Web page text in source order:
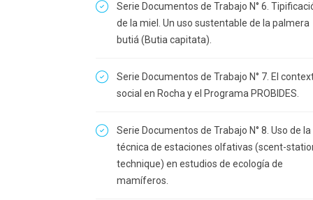
Serie Documentos de Trabajo N° 6.
de la miel. Un uso sustentable de la palmera
butiá (Butia capitata).
Serie Documentos de Trabajo N° 7. El
social en Rocha y el Programa PROBIDES.
Serie Documentos de Trabajo N° 8. Uso de la
técnica de estaciones olfativas (scent-
technique) en estudios de ecología de
mamíferos.